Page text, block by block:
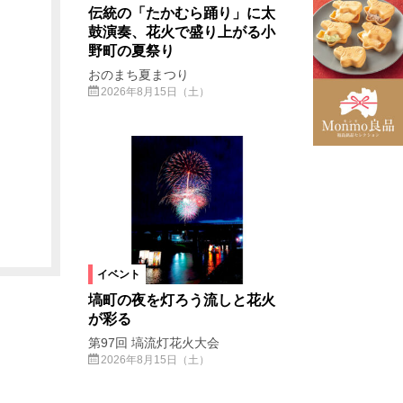
伝統の「たかむら踊り」に太
鼓演奏、花火で盛り上がる小
野町の夏祭り
おのまち夏まつり
2026年8月15日（土）
イベント
塙町の夜を灯ろう流しと花火
が彩る
第97回 塙流灯花火大会
2026年8月15日（土）